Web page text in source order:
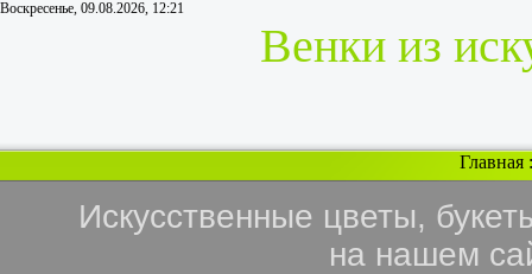
Воскресенье, 09.08.2026, 12:21
Венки из
Главная
Искусственные цветы,
на нашем